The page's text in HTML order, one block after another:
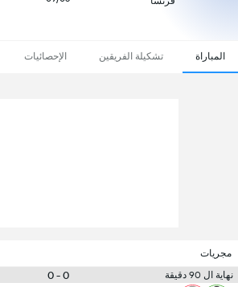
المباراة تشكيلة الفريقين الإحصائيات
مجريات
نهاية ال 90 دقيقة
0 - 0